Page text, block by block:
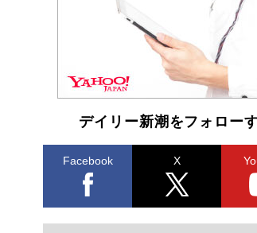
デイリー新潮をフォロー
Facebook X